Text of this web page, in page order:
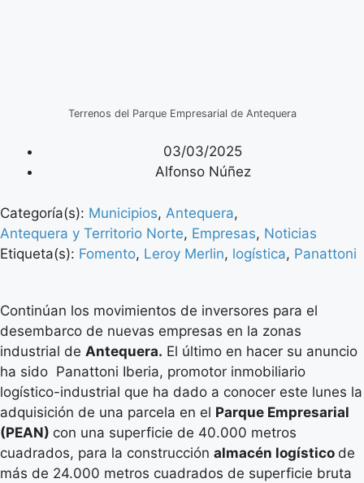
Terrenos del Parque Empresarial de Antequera
03/03/2025
Alfonso Núñez
Categoría(s): Municipios, Antequera,
Antequera y Territorio Norte, Empresas, Noticias
Etiqueta(s): Fomento, Leroy Merlin, logística, Panattoni
Continúan los movimientos de inversores para el
desembarco de nuevas empresas en la zonas
industrial de Antequera. El último en hacer su anuncio
ha sido Panattoni Iberia, promotor inmobiliario
logístico-industrial que ha dado a conocer este lunes la
adquisición de una parcela en el Parque Empresarial
(PEAN) con una superficie de 40.000 metros
cuadrados, para la construcción almacén logístico de
más de 24.000 metros cuadrados de superficie bruta